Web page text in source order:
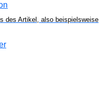
des Artikel, also beispielsweise